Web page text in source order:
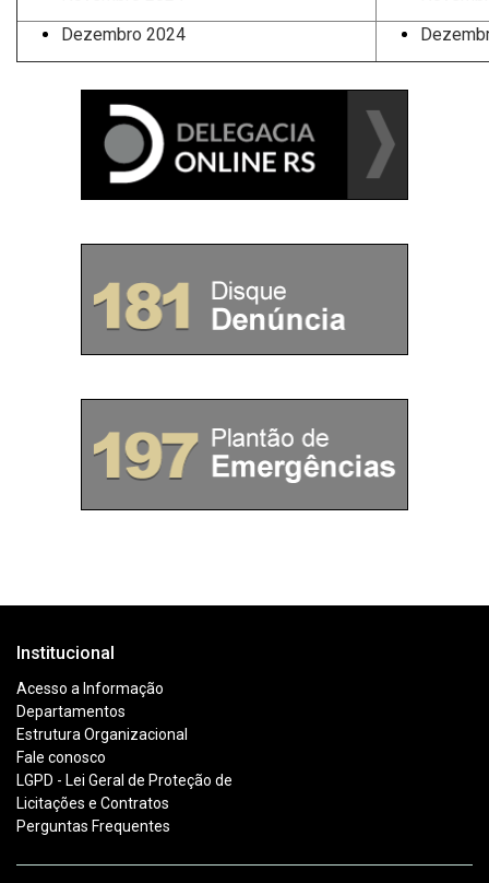
Dezembro 2024
Institucional
Acesso a Informação
Departamentos
Estrutura Organizacional
Fale conosco
LGPD - Lei Geral de Proteção de
Licitações e Contratos
Perguntas Frequentes